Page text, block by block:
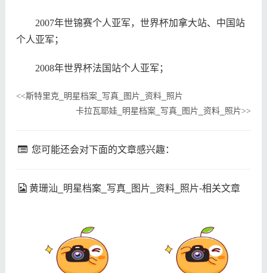
2007年世锦赛个人亚军，世界杯加拿大站、中国站
个人亚军；
2008年世界杯法国站个人亚军；
<<斯特里克_明星档案_写真_图片_资料_照片
卡拉瓦耶娃_明星档案_写真_图片_资料_照片>>
您可能还会对下面的文章感兴趣：
黄珊汕_明星档案_写真_图片_资料_照片-相关文章